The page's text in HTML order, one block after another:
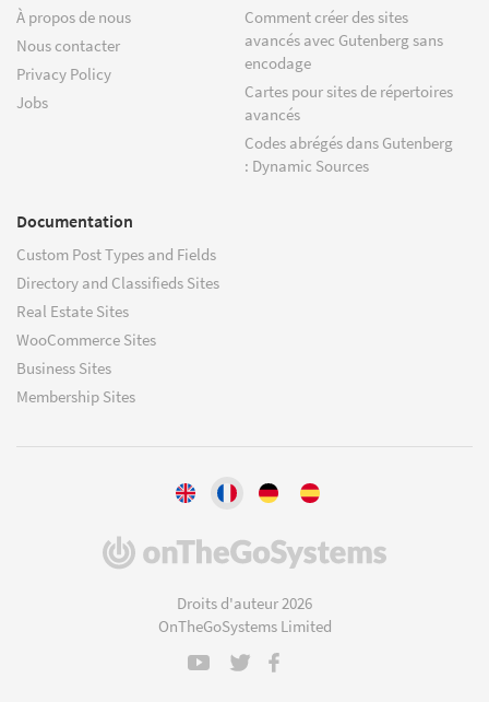
À propos de nous
Nous contacter
Privacy Policy
Jobs
Comment créer des sites
avancés avec Gutenberg sans
encodage
Cartes pour sites de répertoires
avancés
Codes abrégés dans Gutenberg
: Dynamic Sources
Documentation
Custom Post Types and Fields
Directory and Classifieds Sites
Real Estate Sites
WooCommerce Sites
Business Sites
Membership Sites
(s'ouvre
Droits d'auteur 2026
OnTheGoSystems Limited